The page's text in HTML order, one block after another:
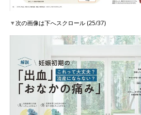
▼次の画像は下へスクロール (25/37)